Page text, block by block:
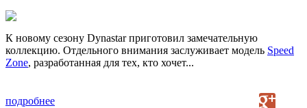
К новому сезону Dynastar приготовил замечательную
коллекцию. Отдельного внимания заслуживает модель Speed
Zone, разработанная для тех, кто хочет...
подробнее